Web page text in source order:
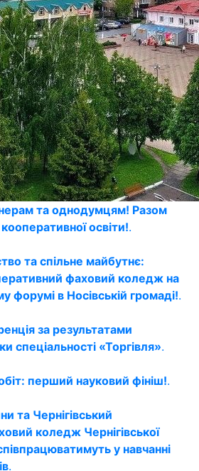
та однодумцям! Разом
освіти!.
та спільне майбутнє:
фаховий коледж на
форумі в Носівській громаді!.
за результатами
спеціальності «Торгівля».
перший науковий фініш!.
та Чернігівський
коледж Чернігівської
у навчанні
.